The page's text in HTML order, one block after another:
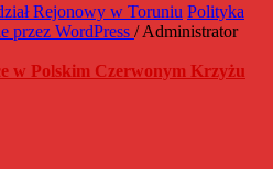
Rejonowy w Toruniu Polityka
przez WordPress / Administrator
w Polskim Czerwonym Krzyżu